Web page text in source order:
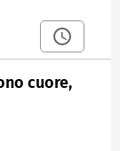
cuore,